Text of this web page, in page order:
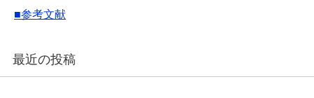
■参考文献
最近の投稿